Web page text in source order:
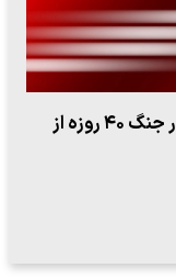
ببینید| لحظه بمباران خیابان فردوسی در جنگ ۴۰ روزه از